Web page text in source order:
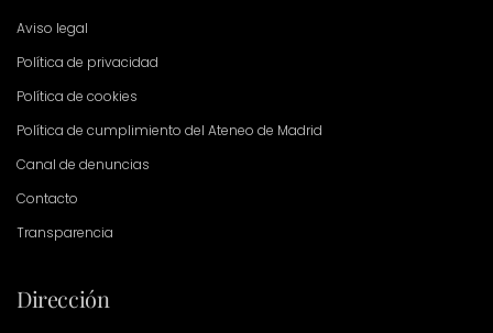
Aviso legal
Política de privacidad
Política de cookies
Política de cumplimiento del Ateneo de Madrid
Canal de denuncias
Contacto
Transparencia
Dirección